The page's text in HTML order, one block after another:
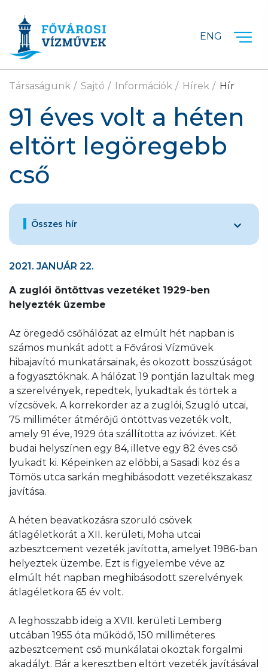
ENG
Társaságunk Sajtó Információk Hírek Hír
91 éves volt a héten
eltört legöregebb
cső
Összes hír
2021. JANUÁR 22.
A zuglói öntöttvas vezetéket 1929-ben
helyezték üzembe
Az öregedő csőhálózat az elmúlt hét napban is
számos munkát adott a Fővárosi Vízművek
hibajavító munkatársainak, és okozott bosszúságot
a fogyasztóknak. A hálózat 19 pontján lazultak meg
a szerelvények, repedtek, lyukadtak és törtek a
vízcsövek. A korrekorder az a zuglói, Szugló utcai,
75 milliméter átmérőjű öntöttvas vezeték volt,
amely 91 éve, 1929 óta szállította az ivóvizet. Két
budai helyszínen egy 84, illetve egy 82 éves cső
lyukadt ki. Képeinken az előbbi, a Sasadi köz és a
Tömös utca sarkán meghibásodott vezetékszakasz
javítása.
A héten beavatkozásra szoruló csövek
átlagéletkorát a XII. kerületi, Moha utcai
azbesztcement vezeték javította, amelyet 1986-ban
helyeztek üzembe. Ezt is figyelembe véve az
elmúlt hét napban meghibásodott szerelvények
átlagéletkora 65 év volt.
A leghosszabb ideig a XVII. kerületi Lemberg
utcában 1955 óta működő, 150 milliméteres
azbesztcement cső munkálatai okoztak forgalmi
akadályt. Bár a keresztben eltört vezeték javításával